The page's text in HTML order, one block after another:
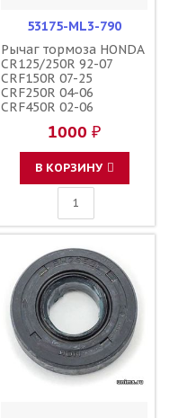
53175-ML3-790
Рычаг тормоза HONDA
CR125/250R 92-07
CRF150R 07-25
CRF250R 04-06
CRF450R 02-06
CRF450X 05-17 CR500R
96-01 / PARTS
UNLIMITED 14-0218
MEY-305 53175-KPT-
1000 ₽
В КОРЗИНУ